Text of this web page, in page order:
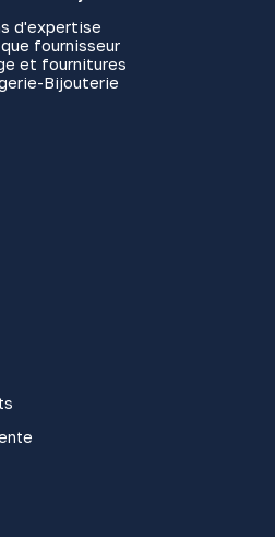
d'expertise
fournisseur
et fournitures
Bijouterie